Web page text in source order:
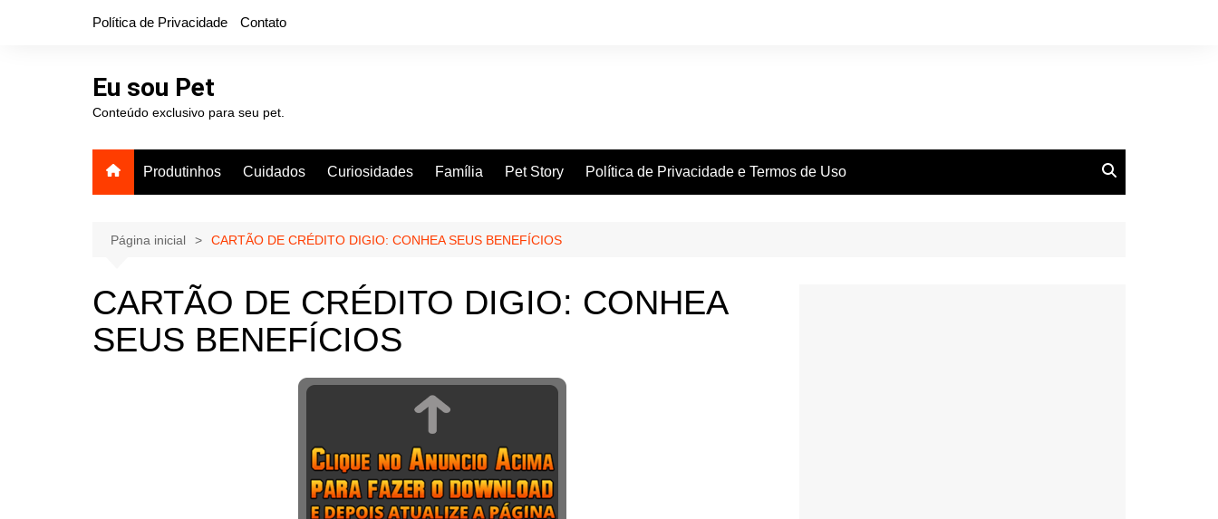
Política de Privacidade Contato
Eu sou Pet
Conteúdo exclusivo para seu pet.
Produtinhos Cuidados Curiosidades Família Pet Story Política de Privacidade e Termos de Uso
Página inicial CARTÃO DE CRÉDITO DIGIO: CONHEA SEUS BENEFÍCIOS
CARTÃO DE CRÉDITO DIGIO: CONHEA
SEUS BENEFÍCIOS